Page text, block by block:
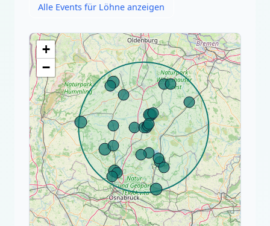
Alle Events für Löhne anzeigen
+
−